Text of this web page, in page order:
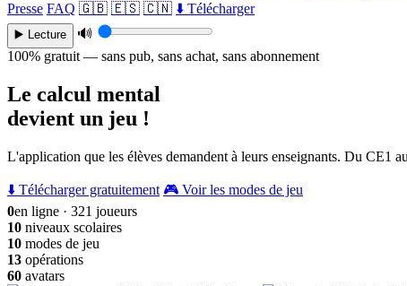
Presse FAQ 🇬🇧 🇪🇸 🇨🇳 ⬇️ Télécharger
▶️ Lecture
🔊
100% gratuit — sans pub, sans achat, sans abonnement
Le calcul mental
devient un jeu !
L'application que les élèves demandent à leurs enseignants. Du CE1
⬇️ Télécharger gratuitement 🎮 Voir les modes de jeu
0en ligne · 321 joueurs
10 niveaux scolaires
10 modes de jeu
13 opérations
60 avatars